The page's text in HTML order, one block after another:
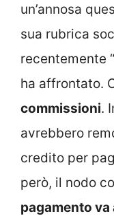
un’annosa
sua rubrica
recentemente
ha affrontato.
commissioni.
avrebbero
credito per
però, il nodo
pagamento